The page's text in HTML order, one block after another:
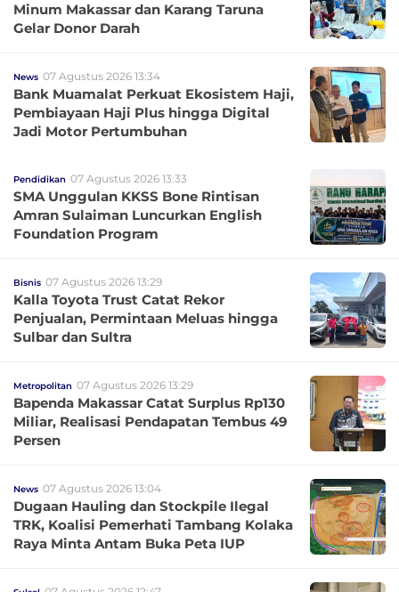
Minum Makassar dan Karang Taruna
Gelar Donor Darah
News 07 Agustus 2026 13:34
Bank Muamalat Perkuat Ekosistem Haji,
Pembiayaan Haji Plus hingga Digital
Jadi Motor Pertumbuhan
Pendidikan 07 Agustus 2026 13:33
SMA Unggulan KKSS Bone Rintisan
Amran Sulaiman Luncurkan English
Foundation Program
Bisnis 07 Agustus 2026 13:29
Kalla Toyota Trust Catat Rekor
Penjualan, Permintaan Meluas hingga
Sulbar dan Sultra
Metropolitan 07 Agustus 2026 13:29
Bapenda Makassar Catat Surplus Rp130
Miliar, Realisasi Pendapatan Tembus 49
Persen
News 07 Agustus 2026 13:04
Dugaan Hauling dan Stockpile Ilegal
TRK, Koalisi Pemerhati Tambang Kolaka
Raya Minta Antam Buka Peta IUP